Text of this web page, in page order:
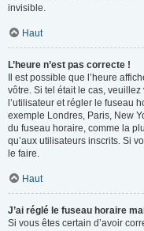
invisible.
Haut
L’heure n’est pas correcte !
Il est possible que l’heure
vôtre. Si tel était le cas,
l’utilisateur et régler le fuseau
exemple Londres, Paris, New
du fuseau horaire, comme la
qu’aux utilisateurs inscrits. Si
le faire.
Haut
J’ai réglé le fuseau horaire
Si vous êtes certain d’avoir